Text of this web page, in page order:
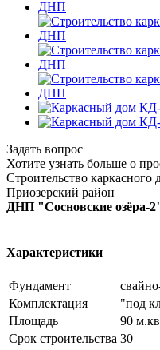
Задать вопрос
Хотите узнать больше о
Строительство
Приозерский район
ДНП "Сосновские озёра-
Характеристики
Фундамент
Комплектация
"под
Площадь
90
Срок строительства 30